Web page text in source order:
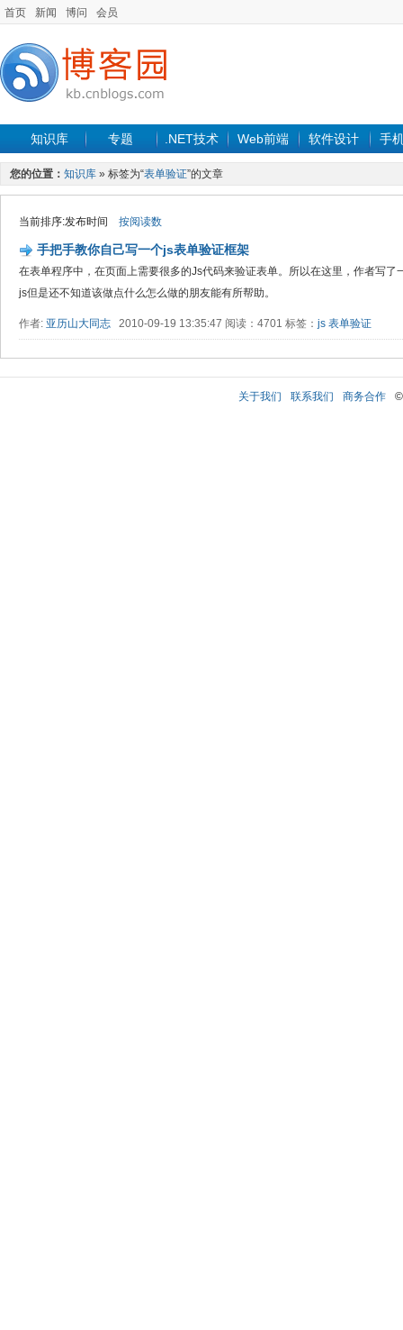
首页 新闻 博问 会员
知识库 专题 .NET技术 Web前端 软件设计 手
您的位置： 知识库 » 标签为“表单验证”的文章
当前排序:发布时间 按阅读数
手把手教你自己写一个js表单验证框架
在表单程序中，在页面上需要很多的Js代码来验证表单。所以在这里，作者写
js但是还不知道该做点什么怎么做的朋友能有所帮助。
作者: 亚历山大同志 2010-09-19 13:35:47 阅读：4701 标签： js 表单验证
关于我们 联系我们 商务合作